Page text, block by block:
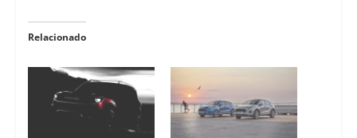
Relacionado